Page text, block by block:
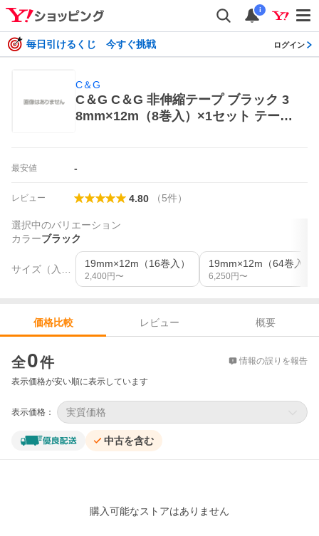
i
毎日引けるくじ 今すぐ挑戦 ログイン
C＆G
C＆G C＆G 非伸縮テープ ブラック 3
8mm×12m（8巻入）×1セット テーピ
最安値 -
レビュー 4.80 （5件）
選択中のバリエーション
カラーブラック
19mm×12m（16巻入）
2,400 円〜 6,250 円〜
価格比較 レビュー
概要
全0件 情報の誤りを報告
表示価格が安い順に表示しています
表示価格： 実質価格
中古を含む
購入可能なストアはありません